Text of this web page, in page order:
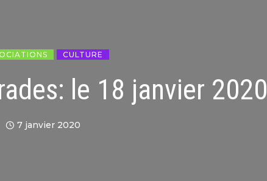
CULTURE
le 18 janvier 2020
7 janvier 2020